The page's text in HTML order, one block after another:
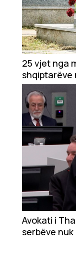
Showbiz
Ekonomi
Teknologji
Udhëtime
DuVideo
25 vjet nga
shqiptarëve
Avokati i
serbëve nuk